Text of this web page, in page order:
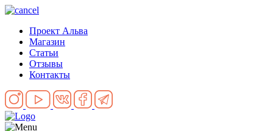
Проект Альва
Магазин
Статьи
Отзывы
Контакты